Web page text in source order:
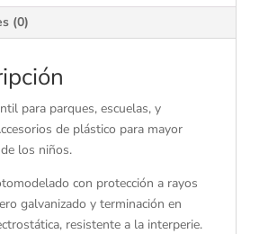
(0)
para parques, escuelas, y
de plástico para mayor
los niños.
con protección a rayos
galvanizado y terminación en
resistente a la interperie.